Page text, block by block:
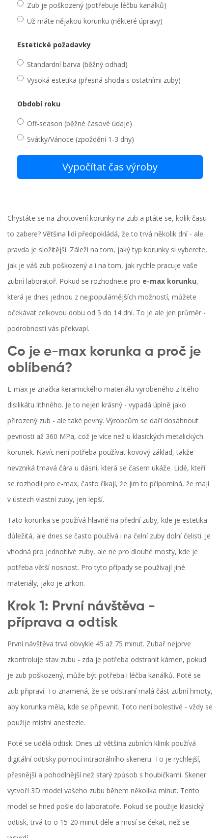
Zub je poškozený (potřebuje léčbu kanálků)
Už máte nějakou korunku (některé úpravy)
Estetické požadavky
Standardní barva (běžný odhad)
Vysoká estetika (přesná shoda s ostatními zuby)
Období roku
Off-season (běžné časové údaje)
Svátky/Vánoce (zpoždění 1-3 dny)
Vypočítat čas výroby
Chystáte se na zhotovení korunky na zub a ptáte se, kolik času
to zabere? Většina lidí předpokládá, že to trvá několik dní - ale
pravda je složitější. Záleží na tom, jaký typ korunky si vyberete,
jak je váš zub poškozený a i na tom, jak rychle pracuje vaše
zubní laboratoř. Pokud se rozhodnete pro e-max korunku,
která je dnes jednou z nejpopulárnějších možností, můžete
očekávat celkovou dobu od 5 do 14 dní. To je ale jen průměr -
podrobnosti vás překvapí.
Co je e-max korunka a proč je
oblíbená?
E-max je značka keramického materiálu vyrobeného z litého
disilikátu lithného. Je to nejen krásný - vypadá úplně jako
přirozený zub - ale také pevný. Výrobcům se daří dosáhnout
pevnosti až 360 MPa, což je více než u klasických metalických
korunek. Navíc není potřeba používat kovový základ, takže
nevzniká tmavá čára u dásní, která se časem ukáže. Lidé, kteří
se rozhodli pro e-max, často říkají, že jim to připomíná, že mají
v ústech vlastní zuby, jen lepší.
Tato korunka se používá hlavně na přední zuby, kde je estetika
důležitá, ale dnes se často používá i na čelní zuby dolní čelisti. Je
vhodná pro jednotlivé zuby, ale ne pro dlouhé mosty, kde je
potřeba větší nosnost. Pro tyto případy se používají jiné
materiály, jako je zirkon.
Krok 1: První návštěva -
příprava a odtisk
První návštěva trvá obvykle 45 až 75 minut. Zubař nejprve
zkontroluje stav zubu - zda je potřeba odstranit kámen, pokud
je zub poškozený, může být potřeba i léčba kanálků. Poté se
zub připraví. To znamená, že se odstraní malá část zubní hmoty,
aby korunka měla, kde se připevnit. Toto není bolestivé - vždy se
použije místní anestezie.
Poté se udělá odtisk. Dnes už většina zubních klinik používá
digitální odtisky pomocí intraorálního skeneru. To je rychlejší,
přesnější a pohodlnější než starý způsob s houbičkami. Skener
vytvoří 3D model vašeho zubu během několika minut. Tento
model se hned pošle do laboratoře. Pokud se použije klasický
odtisk, trvá to o 15-20 minut déle a musí se čekat, než se